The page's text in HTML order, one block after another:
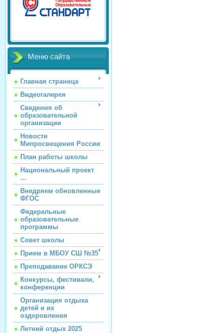
Меню сайта
Главная страница
Видеогалерея
Сведения об
образовательной
организации
Новости
Мипросвещения России
План работы школы
Национальный проект
...
Внедряем обновленные
ФГОС
Федеральные
образовательные
программы
Совет школы
Прием в МБОУ СШ №35
Преподавание ОРКСЭ
Конкурсы, фестивали,
конференции
Организация отдыха
детей и их
оздоровления
Летний отдых 2025